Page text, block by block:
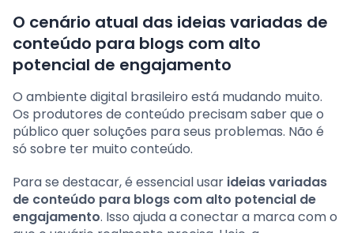
O cenário atual das ideias variadas de
conteúdo para blogs com alto
potencial de engajamento
O ambiente digital brasileiro está mudando muito.
Os produtores de conteúdo precisam saber que o
público quer soluções para seus problemas. Não é
só sobre ter muito conteúdo.
Para se destacar, é essencial usar ideias variadas
de conteúdo para blogs com alto potencial de
engajamento. Isso ajuda a conectar a marca com o